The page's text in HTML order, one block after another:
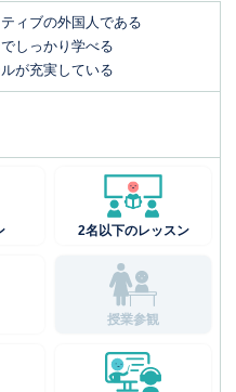
ィブの外国人である
しっかり学べる
が充実している
2名以下のレッスン
授業参観